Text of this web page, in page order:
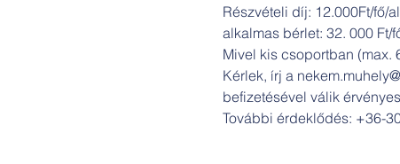
Részvételi díj: 12.000Ft/fő/
alkalmas bérlet: 32. 000 Ft/
Mivel kis csoportban (max.
Kérlek, írj a
befizetésével válik
További érdeklődés: +36-